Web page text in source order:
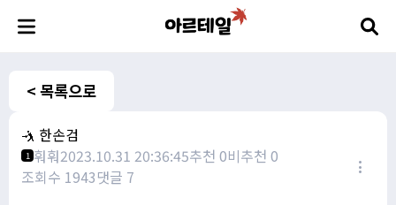
< 목록으로
🤺 한손검
1 훠훠2023.10.31 20:36:45추천 0비추천 0
조회수 1943댓글 7